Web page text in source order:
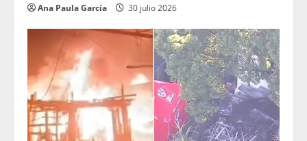
Ana Paula García 30 julio 2026